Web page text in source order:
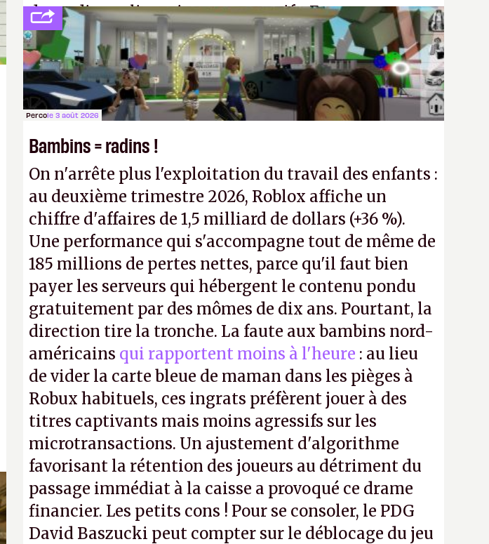
de studios et licenciements massifs. En gros, essorer
FCet Battlefield, puis virer le reste.P.
Percole 3 août 2026
Bambins = radins !
On n'arrête plus l'exploitation du travail des enfants :
au deuxième trimestre 2026, Roblox affiche un
chiffre d'affaires de 1,5 milliard de dollars (+36 %).
Une performance qui s'accompagne tout de même de
185 millions de pertes nettes, parce qu'il faut bien
payer les serveurs qui hébergent le contenu pondu
gratuitement par des mômes de dix ans. Pourtant, la
direction tire la tronche. La faute aux bambins nord-
américains qui rapportent moins à l'heure : au lieu
de vider la carte bleue de maman dans les pièges à
Robux habituels, ces ingrats préfèrent jouer à des
titres captivants mais moins agressifs sur les
microtransactions. Un ajustement d'algorithme
favorisant la rétention des joueurs au détriment du
passage immédiat à la caisse a provoqué ce drame
financier. Les petits cons ! Pour se consoler, le PDG
David Baszucki peut compter sur le déblocage du jeu